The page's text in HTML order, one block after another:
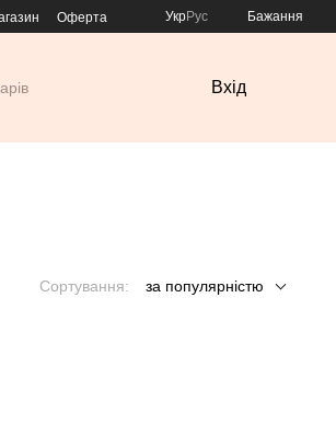
Оферта УкрРус Бажання
Вхід
Сортування: за популярністю